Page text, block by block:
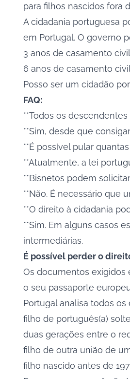
para filhos nascidos fora
A cidadania portuguesa
em Portugal. O governo
3 anos de casamento
6 anos de casamento
Posso ser um cidadão
FAQ:
**Todos os
**Sim, desde que
**É possível pular
**Atualmente, a lei
**Bisnetos podem
**Não. É necessário que
**O direito à cidadania
**Sim. Em alguns casos
intermediárias.
É possível perder o
Os documentos exigidos
o seu passaporte
Portugal analisa todos
filho de português(a)
duas gerações entre o
filho de outra união de
filho nascido antes de